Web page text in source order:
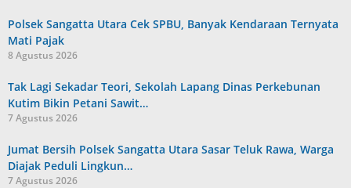
Polsek Sangatta Utara Cek SPBU, Banyak Kendaraan Ternyata
Mati Pajak
8 Agustus 2026
Tak Lagi Sekadar Teori, Sekolah Lapang Dinas Perkebunan
Kutim Bikin Petani Sawit…
7 Agustus 2026
Jumat Bersih Polsek Sangatta Utara Sasar Teluk Rawa, Warga
Diajak Peduli Lingkun…
7 Agustus 2026